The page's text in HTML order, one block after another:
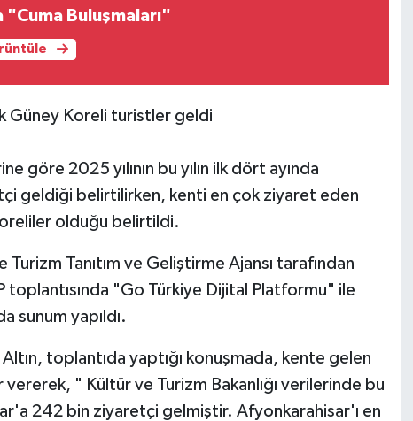
"Cuma Buluşmaları"
Güney Koreli turistler geldi
göre 2025 yılının bu yılın ilk dört ayında
geldiği belirtilirken, kenti en çok ziyaret eden
olduğu belirtildi.
Turizm Tanıtım ve Geliştirme Ajansı tarafından
toplantısında "Go Türkiye Dijital Platformu" ile
sunum yapıldı.
toplantıda yaptığı konuşmada, kente gelen
vererek, " Kültür ve Turizm Bakanlığı verilerinde bu
242 bin ziyaretçi gelmiştir. Afyonkarahisar'ı en